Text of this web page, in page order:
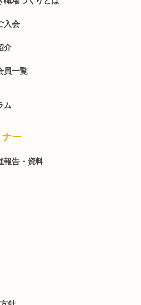
入会
介
員一覧
ム
ナー
報告・資料